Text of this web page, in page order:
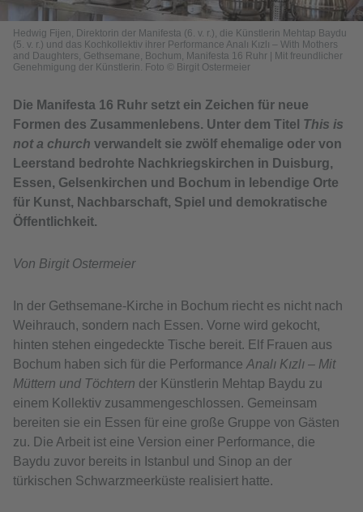
Hedwig Fijen, Direktorin der Manifesta (6. v. r.), die Künstlerin Mehtap Baydu
(5. v. r.) und das Kochkollektiv ihrer Performance Analı Kızlı – With Mothers
and Daughters, Gethsemane, Bochum, Manifesta 16 Ruhr
Mit freundlicher
Genehmigung der Künstlerin. Foto © Birgit Ostermeier
Die Manifesta 16 Ruhr setzt ein Zeichen für neue
Formen des Zusammenlebens. Unter dem Titel This is
not a church verwandelt sie zwölf ehemalige oder von
Leerstand bedrohte Nachkriegskirchen in Duisburg,
Essen, Gelsenkirchen und Bochum in lebendige Orte
für Kunst, Nachbarschaft, Spiel und demokratische
Öffentlichkeit.
Von Birgit Ostermeier
In der Gethsemane-Kirche in Bochum riecht es nicht nach
Weihrauch, sondern nach Essen. Vorne wird gekocht,
hinten stehen eingedeckte Tische bereit. Elf Frauen aus
Bochum haben sich für die Performance Analı Kızlı – Mit
Müttern und Töchtern der Künstlerin Mehtap Baydu zu
einem Kollektiv zusammengeschlossen. Gemeinsam
bereiten sie ein Essen für eine große Gruppe von Gästen
zu. Die Arbeit ist eine Version einer Performance, die
Baydu zuvor bereits in Istanbul und Sinop an der
türkischen Schwarzmeerküste realisiert hatte.